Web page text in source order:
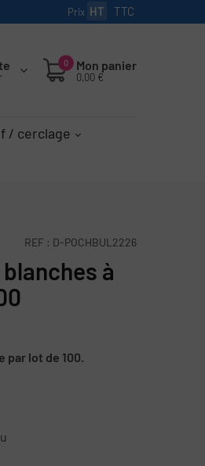
Prix HT TTC
0 Mon panier
0,00 €
/ cerclage
REF : D-POCHBUL2226
à
par lot de 100.